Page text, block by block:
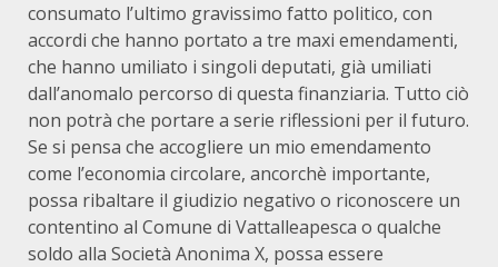
consumato l’ultimo gravissimo fatto politico, con
accordi che hanno portato a tre maxi emendamenti,
che hanno umiliato i singoli deputati, già umiliati
dall’anomalo percorso di questa finanziaria. Tutto ciò
non potrà che portare a serie riflessioni per il futuro.
Se si pensa che accogliere un mio emendamento
come l’economia circolare, ancorchè importante,
possa ribaltare il giudizio negativo o riconoscere un
contentino al Comune di Vattalleapesca o qualche
soldo alla Società Anonima X, possa essere